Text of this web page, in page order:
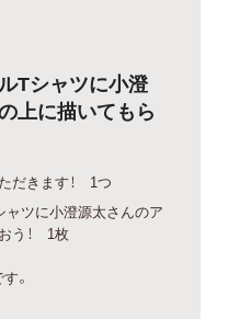
Tシャツに小澄
上に描いてもら
だきます！ 1つ
ツに小澄源太さんのア
う！ 1枚
。